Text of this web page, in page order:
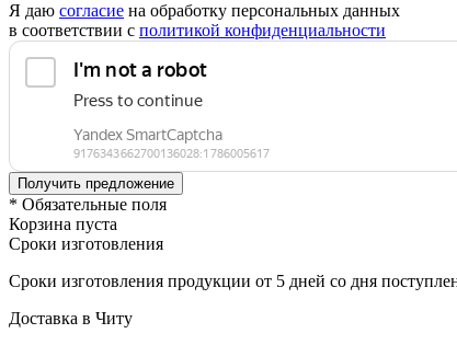
Я даю согласие на обработку персональных данных
в соответствии с политикой конфиденциальности
* Обязательные поля
Корзина пуста
Сроки изготовления
Сроки изготовления продукции от 5 дней со дня
Доставка в Читу